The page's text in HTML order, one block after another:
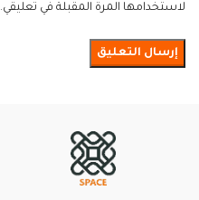
لاستخدامها المرة المقبلة في تعليقي.